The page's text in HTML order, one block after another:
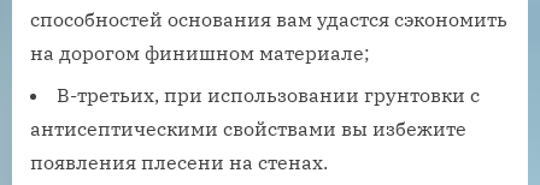
способностей основания вам удастся сэкономить
на дорогом финишном материале;
В-третьих, при использовании грунтовки с
антисептическими свойствами вы избежите
появления плесени на стенах.